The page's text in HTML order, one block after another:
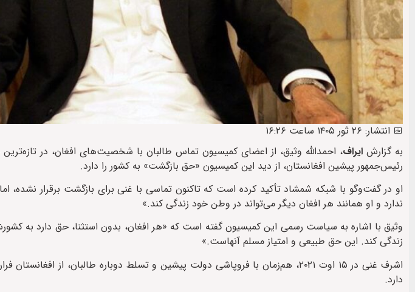
📅 انتشار: ۲۶ ثور ۱۴۰۵ ساعت ۱۶:۲۶
به گزارشایراف، احمدالله وثیق، از اعضای کمیسیون تماس طالبان با شخصیت‌های افغان، در
رئیس‌جمهور پیشین افغانستان، از دید این کمیسیون «حق بازگشت» به کشور را دارد.
او در گفت‌وگو با شبکه شمشاد تأکید کرده است که تاکنون تماسی با غنی برای بازگشت برقرار نشده،
ندارد و او همانند هر افغان دیگر می‌تواند در وطن خود زندگی کند.»
وثیق با اشاره به سیاست رسمی این کمیسیون گفته است که «هر افغان، بدون استثنا، حق دارد به
زندگی کند. این حق طبیعی و امتیاز مسلم آنهاست.»
اشرف غنی در ۱۵ اوت ۲۰۲۱، هم‌زمان با فروپاشی دولت پیشین و تسلط دوباره طالبان، از
دارد.